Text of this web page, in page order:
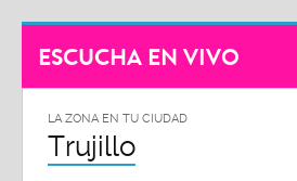
ESCUCHA EN VIVO
LA ZONA EN TU CIUDAD
Chiclayo